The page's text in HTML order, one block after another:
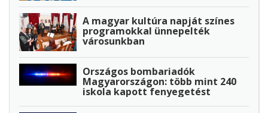
A magyar kultúra napját színes
programokkal ünnepelték
városunkban
Országos bombariadók
Magyarországon: több mint 240
iskola kapott fenyegetést